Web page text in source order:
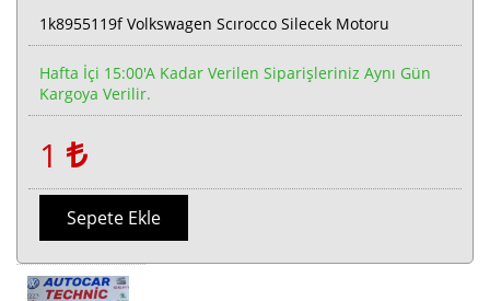
1k8955119f Volkswagen Scırocco Silecek Motoru
Hafta İçi 15:00'a Kadar Verilen Siparişleriniz Aynı Gün
Kargoya Verilir.
1
Sepete Ekle